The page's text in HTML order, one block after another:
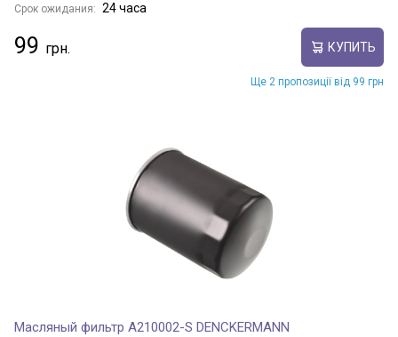
Срок ожидания: 24 часа
99 КУПИТЬ
Ще 2 пропозиції від 99 грн
Масляный фильтр A210002-S DENCKERMANN